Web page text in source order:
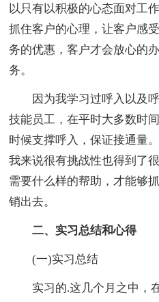
以只有以积极的心态面对工
抓住客户的心理，让客户感
务的优惠，客户才会放心的
务。
因为我学习过呼入以及呼
技能员工，在平时大多数时
时候支撑呼入，保证接通量
我来说很有挑战性也得到了
需要什么样的帮助，才能够
销出去。
二、实习总结和心得
(一)实习总结
实习的.这几个月之中，